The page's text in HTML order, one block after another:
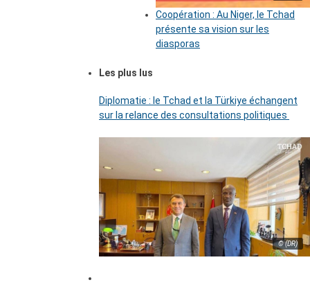
Coopération : Au Niger, le Tchad
présente sa vision sur les
diasporas
Les plus lus
Diplomatie : le Tchad et la Türkiye échangent
sur la relance des consultations politiques
© (DR)